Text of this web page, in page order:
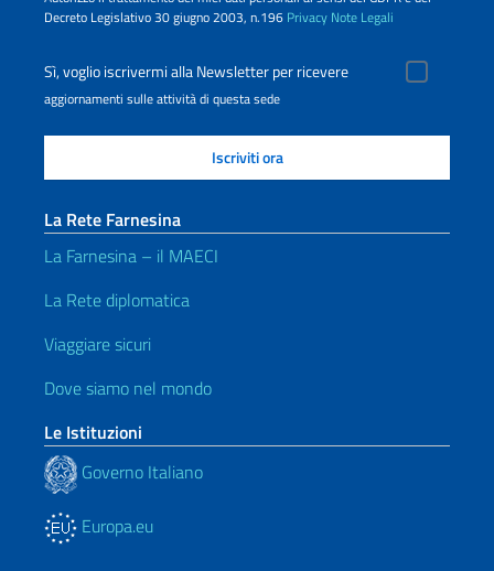
Decreto Legislativo 30 giugno 2003, n.196 Privacy Note Legali
Sì, voglio iscrivermi alla Newsletter per ricevere
aggiornamenti sulle attività di questa sede
La Rete Farnesina
La Farnesina – il MAECI
La Rete diplomatica
Viaggiare sicuri
Dove siamo nel mondo
Le Istituzioni
Governo Italiano
Europa.eu